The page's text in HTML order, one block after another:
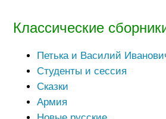
Классические
Петька и Василий
Студенты и сессия
Сказки
Армия